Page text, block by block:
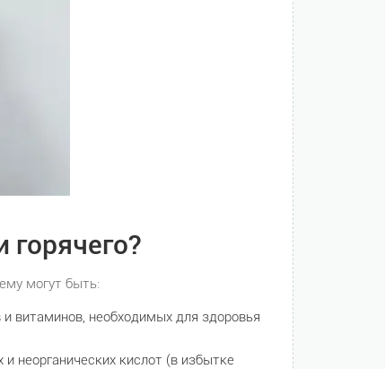
могут быть:
витаминов, необходимых для здоровья
неорганических кислот (в избытке